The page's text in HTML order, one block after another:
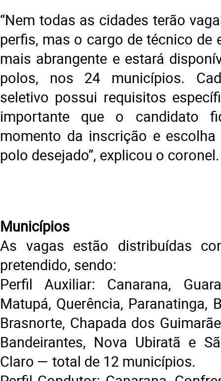
“Nem todas as cidades terão
perfis, mas o cargo de técnico de
mais abrangente e estará
polos, nos 24 municípios.
seletivo possui requisitos
importante que o candidato
momento da inscrição e
polo desejado”, explicou o coronel.
Municípios
As vagas estão distribuídas
pretendido, sendo:
Perfil Auxiliar: Canarana,
Matupá, Querência, Paranatinga,
Brasnorte, Chapada dos
Bandeirantes, Nova Ubiratã e
Claro — total de 12 municípios.